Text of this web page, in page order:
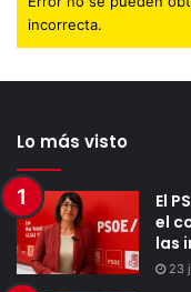
incorrecta.
Lo más visto
El
el
las
23